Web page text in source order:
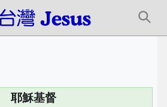
耶穌基督